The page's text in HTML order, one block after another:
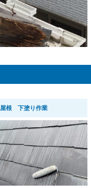
屋根 下塗り作業